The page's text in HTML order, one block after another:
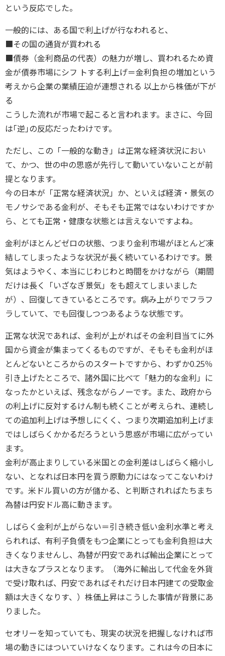
という反応でした。
一般的には、ある国で利上げが行なわれると、
■その国の通貨が買われる
■債券（金利商品の代表）の魅力が増し、買われるため資
金が債券市場にシフ トする利上げ＝金利負担の増加という
考えから企業の業績圧迫が連想される 以上から株価が下が
る
こうした流れが市場で起こると言われます。まさに、今回
は｢逆｣の反応だったわけです。
ただし、この「一般的な動き」は正常な経済状況におい
て、かつ、世の中の思惑が先行して動いていないことが前
提となります。
今の日本が「正常な経済状況」か、といえば経済・景気の
モノサシである金利が、そもそも正常ではないわけですか
ら、とても正常・健康な状態とは言えないですよね。
金利がほとんどゼロの状態、つまり金利市場がほとんど凍
結してしまったような状況が長く続いているわけです。景
気はようやく、本当にじわじわと時間をかけながら（期間
だけは長く「いざなぎ景気」をも超えてしまいました
が）、回復してきているところです。病み上がりでフラフ
ラしていて、でも回復しつつあるような状態です。
正常な状況であれば、金利が上がればその金利目当てに外
国から資金が集まってくるものですが、そもそも金利がほ
とんどないところからのスタートですから、わずか0.25％
引き上げたところで、諸外国に比べて「魅力的な金利」に
なったかといえば、残念ながらノーです。また、政府から
の利上げに反対するけん制も続くことが考えられ、連続し
ての追加利上げは予想しにくく、つまり次期追加利上げま
ではしばらくかかるだろうという思惑が市場に広がってい
ます。
金利が高止まりしている米国との金利差はしばらく縮小し
ない、となれば日本円を買う原動力にはなってこないわけ
です。米ドル買いの方が儲かる、と判断されればたちまち
為替は円安ドル高に動きます。
しばらく金利が上がらない＝引き続き低い金利水準と考え
られれば、有利子負債をもつ企業にとっても金利負担は大
きくなりませんし、為替が円安であれば輸出企業にとって
は大きなプラスとなります。（海外に輸出して代金を外貨
で受け取れば、円安であればそれだけ日本円建ての受取金
額は大きくなりす、）株価上昇はこうした事情が背景にあ
りました。
セオリーを知っていても、現実の状況を把握しなければ市
場の動きにはついていけなくなります。これは今の日本に